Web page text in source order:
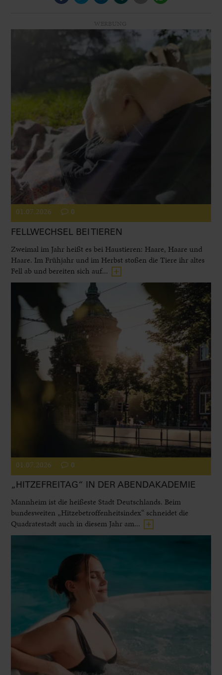
01.07.2026 0
FELLWECHSEL BEI TIEREN
Zweimal im Jahr heißt es bei Haustieren: Haare, Haare und
Haare. Im Frühjahr und im Herbst stoßen die Tiere ihr altes
Fell ab und bereiten sich auf...
01.07.2026 0
„HITZEFREITAG“ IN DER ABENDAKADEMIE
Mannheim ist die heißeste Stadt Deutschlands. Beim
bundesweiten „Hitzebetroffenheitsindex“ schneidet die
Quadratestadt auch in diesem Jahr am...